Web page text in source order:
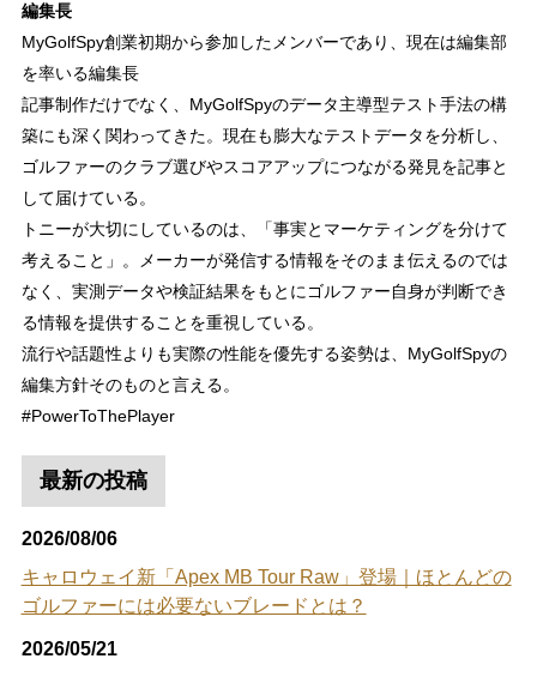
編集長
MyGolfSpy創業初期から参加したメンバーであり、現在は編集部
を率いる編集長
記事制作だけでなく、MyGolfSpyのデータ主導型テスト手法の構
築にも深く関わってきた。現在も膨大なテストデータを分析し、
ゴルファーのクラブ選びやスコアアップにつながる発見を記事と
して届けている。
トニーが大切にしているのは、「事実とマーケティングを分けて
考えること」。メーカーが発信する情報をそのまま伝えるのでは
なく、実測データや検証結果をもとにゴルファー自身が判断でき
る情報を提供することを重視している。
流行や話題性よりも実際の性能を優先する姿勢は、MyGolfSpyの
編集方針そのものと言える。
#PowerToThePlayer
最新の投稿
2026/08/06
キャロウェイ新「Apex MB Tour Raw」登場｜ほとんどの
ゴルファーには必要ないブレードとは？
2026/05/21